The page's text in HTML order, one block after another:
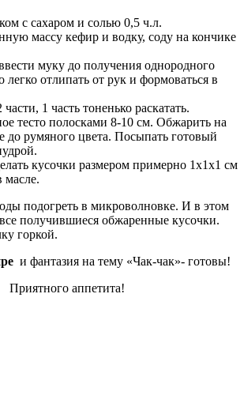
с сахаром и солью 0,5 ч.л.
массу кефир и водку, соду на кончике
муку до получения однородного
легко отлипать от рук и формоваться в
1 часть тоненько раскатать.
тесто полосками 8-10 см. Обжарить на
до румяного цвета. Посыпать готовый
кусочки размером примерно 1х1х1 см
масле.
подогреть в микроволновке. И в этом
получившиеся обжаренные кусочки.
горкой.
и фантазия на тему «Чак-чак»- готовы!
Приятного аппетита!